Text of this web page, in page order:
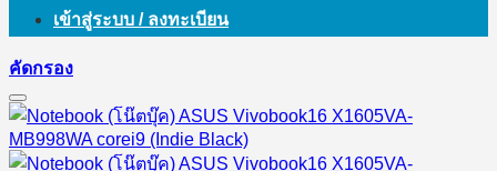
เข้าสู่ระบบ / ลงทะเบียน
คัดกรอง